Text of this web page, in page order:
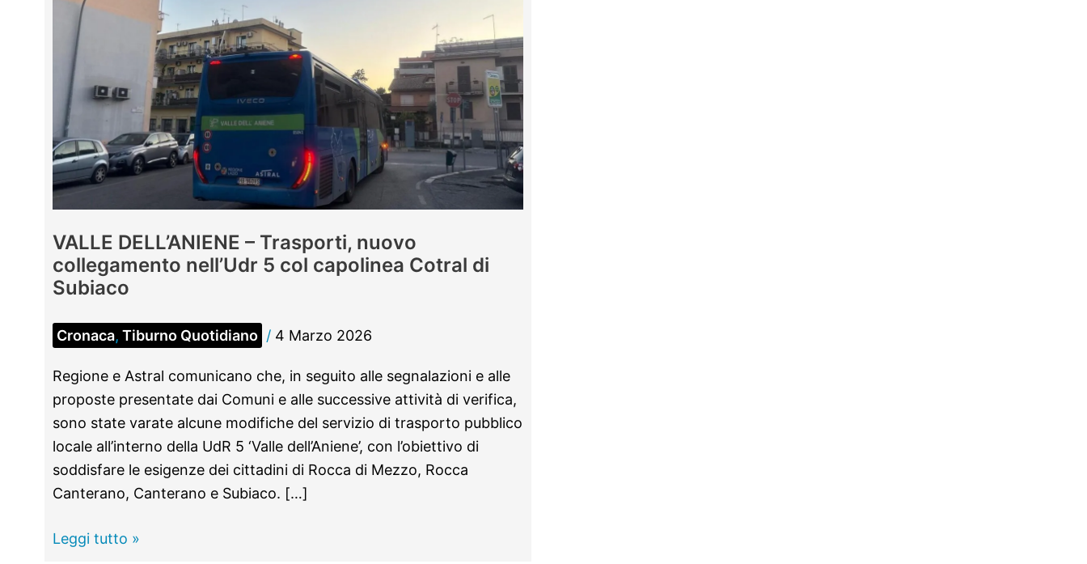
VALLE DELL’ANIENE – Trasporti, nuovo
collegamento nell’Udr 5 col capolinea Cotral di
Subiaco
Cronaca, Tiburno Quotidiano / 4 Marzo 2026
Regione e Astral comunicano che, in seguito alle segnalazioni e alle
proposte presentate dai Comuni e alle successive attività di verifica,
sono state varate alcune modifiche del servizio di trasporto pubblico
locale all’interno della UdR 5 ‘Valle dell’Aniene’, con l’obiettivo di
soddisfare le esigenze dei cittadini di Rocca di Mezzo, Rocca
Canterano, Canterano e Subiaco. […]
VALLE
Leggi tutto »